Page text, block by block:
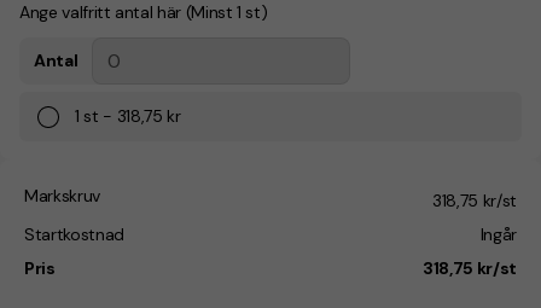
Ange valfritt antal här (Minst 1 st)
Antal
1 st - 318,75 kr
Markskruv
318,75 kr/st
Startkostnad
Ingår
Pris
318,75 kr/st